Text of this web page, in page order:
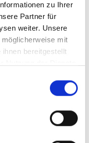
zu Ihrer
Partner für
weiter. Unsere
mit
bereitgestellt